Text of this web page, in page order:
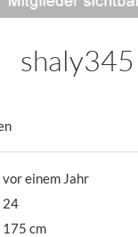
shaly345
vor einem Jahr
24
175 cm